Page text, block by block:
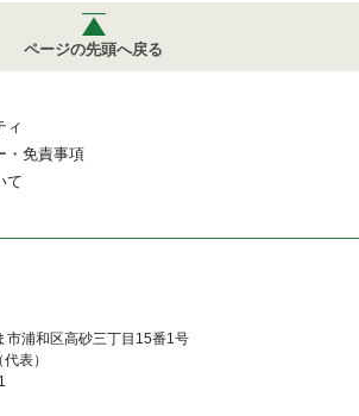
ページの先頭へ戻る
ィ
・免責事項
て
浦和区高砂三丁目15番1号
表）